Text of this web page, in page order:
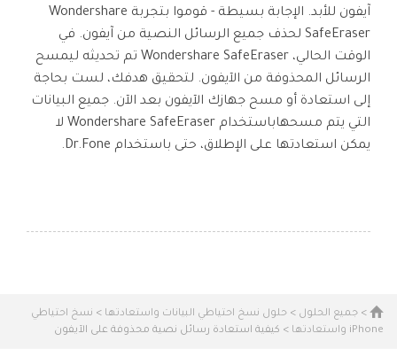
آيفون للأبد. الإجابة بسيطة - قوموا بتجربة Wondershare
SafeEraser لحذف جميع الرسائل النصية من آيفون. في
الوقت الحالي، Wondershare SafeEraser تم تحديثه ليمسح
الرسائل المحذوفة من الآيفون. لتحقيق هدفك، لست بحاجة
إلى استعادة أو مسح جهازك الآيفون بعد الآن. جميع البيانات
التي يتم مسحهاباستخدام Wondershare SafeEraser لا
يمكن استعادتها على الإطلاق، حتى باستخدام Dr.Fone.
> جميع الحلول > حلول نسخ احتياطي البيانات واستعادتها > نسخ احتياطي
iPhone واستعادتها
> كيفية استعادة رسائل نصية محذوفة على الآيفون